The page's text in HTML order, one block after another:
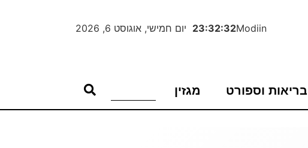
Modiin
23:32:33 יום חמישי, אוגוסט 6, 2026
בריאות וספורט מגזין